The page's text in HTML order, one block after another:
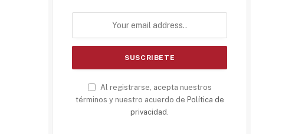
Al registrarse, acepta nuestros
términos y nuestro acuerdo de Política de
privacidad